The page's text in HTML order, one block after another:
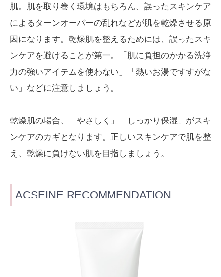
肌。肌を取り巻く環境はもちろん、誤ったスキンケア
によるターンオーバーの乱れなどが肌を乾燥させる原
因になります。乾燥肌を整えるためには、誤ったスキ
ンケアを避けることが第一。「肌に負担のかかる洗浄
力の強いアイテムを使わない」「熱いお湯ですすがな
い」などに注意しましょう。
乾燥肌の場合、「やさしく」「しっかり保湿」がスキ
ンケアのカギとなります。正しいスキンケアで肌を整
え、乾燥に負けない肌を目指しましょう。
ACSEINE RECOMMENDATION